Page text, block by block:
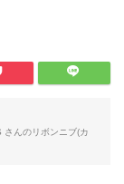
さんのリボンニブ(カ